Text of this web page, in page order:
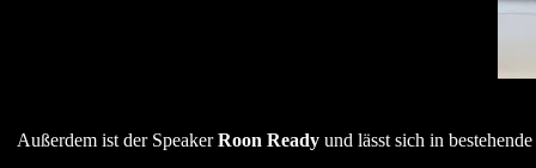
Außerdem ist der SpeakerRoon Readyund lässt sich in